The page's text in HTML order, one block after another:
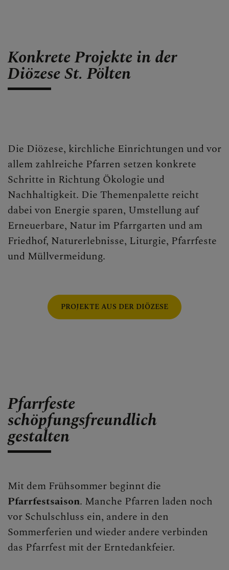
Konkrete Projekte in der
Diözese St. Pölten
Die Diözese, kirchliche Einrichtungen und vor
allem zahlreiche Pfarren setzen konkrete
Schritte in Richtung Ökologie und
Nachhaltigkeit. Die Themenpalette reicht
dabei von Energie sparen, Umstellung auf
Erneuerbare, Natur im Pfarrgarten und am
Friedhof, Naturerlebnisse, Liturgie, Pfarrfeste
und Müllvermeidung.
PROJEKTE AUS DER DIÖZESE
Pfarrfeste
schöpfungsfreundlich
gestalten
Mit dem Frühsommer beginnt die
Pfarrfestsaison. Manche Pfarren laden noch
vor Schulschluss ein, andere in den
Sommerferien und wieder andere verbinden
das Pfarrfest mit der Erntedankfeier.